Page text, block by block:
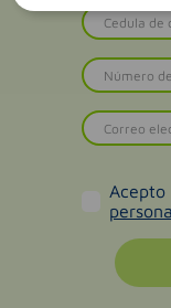
Acepto